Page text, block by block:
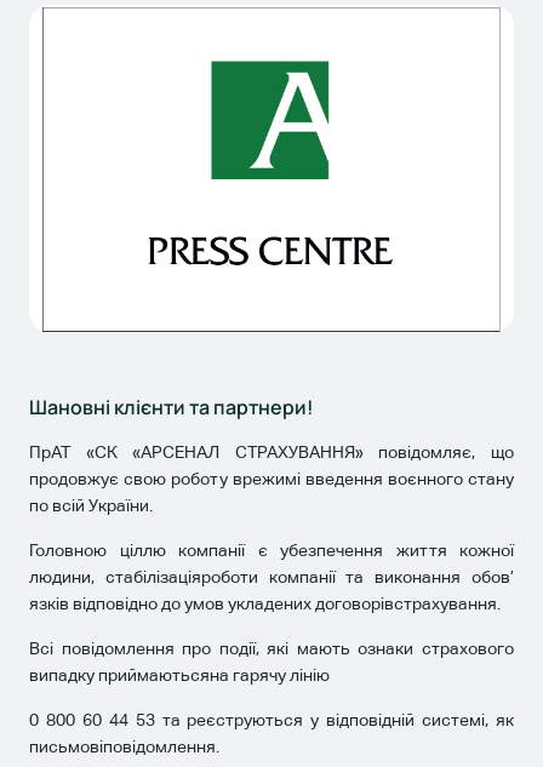
Шановні клієнти та партнери!
ПрАТ «СК «АРСЕНАЛ СТРАХУВАННЯ» повідомляє, що
продовжує свою роботу врежимі введення воєнного стану
по всій України.
Головною ціллю компанії є убезпечення життя кожної
людини, стабілізаціяроботи компанії та виконання обов’
язків відповідно до умов укладених договорівстрахування.
Всі повідомлення про події, які мають ознаки страхового
випадку приймаютьсяна гарячу лінію
0 800 60 44 53 та реєструються у відповідній системі, як
письмовіповідомлення.